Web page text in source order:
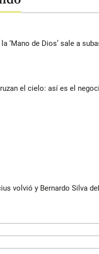
‘Mano de Dios’ sale a
el cielo: así es el
volvió y Bernardo Silva